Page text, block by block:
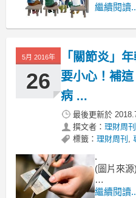
為什麼我
為什麼我
繼續閱讀
5月 2016年
26
「關節炎」
要小心！補
病 ...
最後更新於
撰文者： 理財周刊
標籤： 理財周刊 ,
.
(圖片來源)
罹患關節
繼續閱讀